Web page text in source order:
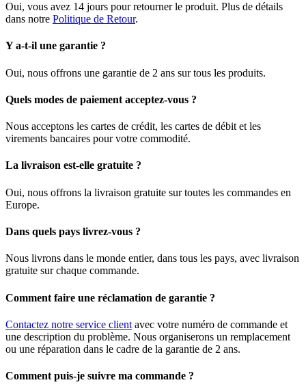
Oui, vous avez 14 jours pour retourner le produit. Plus de détails
dans notre Politique de Retour.
Y a-t-il une garantie ?
Oui, nous offrons une garantie de 2 ans sur tous les produits.
Quels modes de paiement acceptez-vous ?
Nous acceptons les cartes de crédit, les cartes de débit et les
virements bancaires pour votre commodité.
La livraison est-elle gratuite ?
Oui, nous offrons la livraison gratuite sur toutes les commandes en
Europe.
Dans quels pays livrez-vous ?
Nous livrons dans le monde entier, dans tous les pays, avec livraison
gratuite sur chaque commande.
Comment faire une réclamation de garantie ?
Contactez notre service client avec votre numéro de commande et
une description du problème. Nous organiserons un remplacement
ou une réparation dans le cadre de la garantie de 2 ans.
Comment puis-je suivre ma commande ?